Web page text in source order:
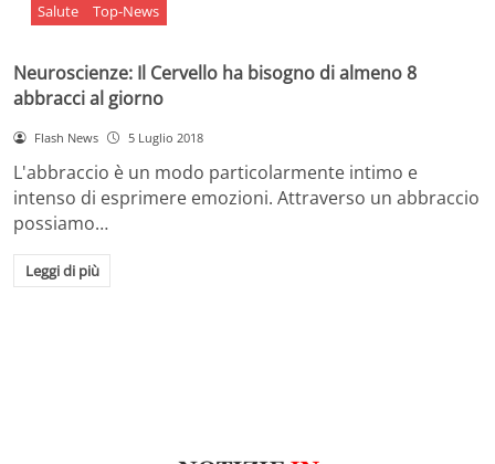
Salute Top-News
Neuroscienze: Il Cervello ha bisogno di almeno 8
abbracci al giorno
Flash News 5 Luglio 2018
L'abbraccio è un modo particolarmente intimo e
intenso di esprimere emozioni. Attraverso un abbraccio
possiamo…
Leggi di più